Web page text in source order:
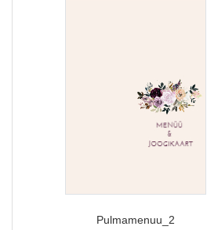
Pulmamenuu_2